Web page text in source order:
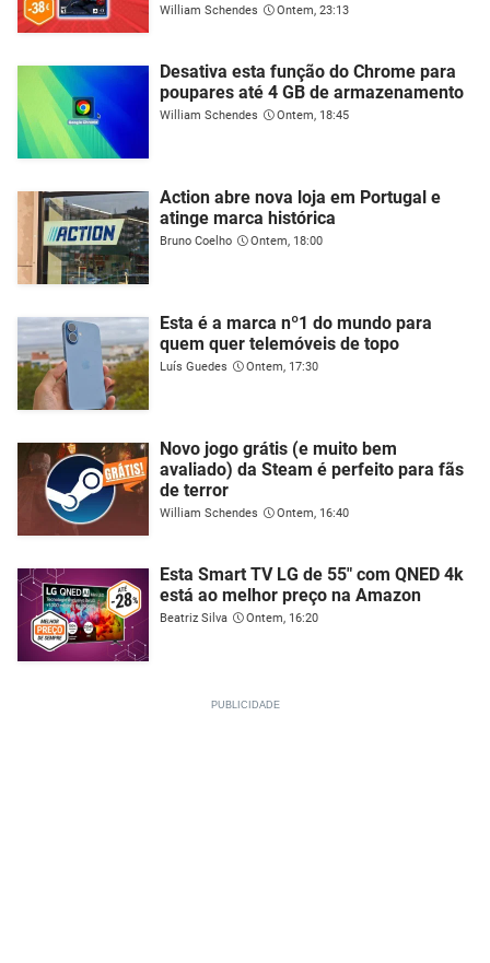
William Schendes Ontem, 23:13
Desativa esta função do Chrome para
poupares até 4 GB de armazenamento
William Schendes Ontem, 18:45
Action abre nova loja em Portugal e
atinge marca histórica
Bruno Coelho Ontem, 18:00
Esta é a marca nº1 do mundo para
quem quer telemóveis de topo
Luís Guedes Ontem, 17:30
Novo jogo grátis (e muito bem
avaliado) da Steam é perfeito para fãs
de terror
William Schendes Ontem, 16:40
Esta Smart TV LG de 55" com QNED 4k
está ao melhor preço na Amazon
Beatriz Silva Ontem, 16:20